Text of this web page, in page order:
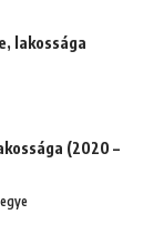
lakossága
(2020 –